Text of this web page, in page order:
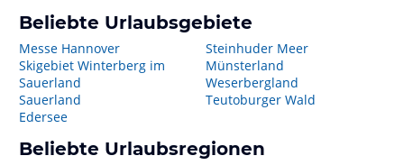
Beliebte Urlaubsgebiete
Messe Hannover
Skigebiet Winterberg im
Sauerland
Sauerland
Edersee
Steinhuder Meer
Münsterland
Weserbergland
Teutoburger Wald
Beliebte Urlaubsregionen